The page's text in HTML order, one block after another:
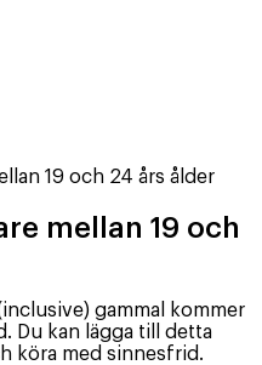
19 och 24 års ålder
mellan 19 och
gammal kommer
Du kan lägga till detta
köra med sinnesfrid.